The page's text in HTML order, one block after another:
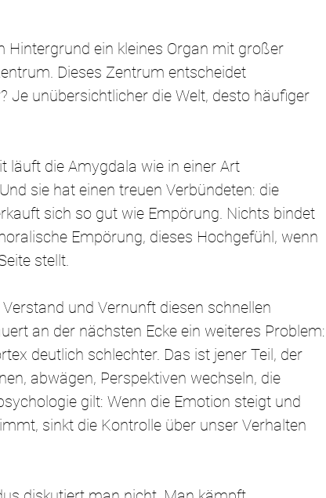
ein kleines Organ mit großer
Dieses Zentrum entscheidet
Je unübersichtlicher die Welt, desto häufiger
läuft die Amygdala wie in einer Art
sie hat einen treuen Verbündeten: die
sich so gut wie Empörung. Nichts bindet
Empörung, dieses Hochgefühl, wenn
stellt.
und Vernunft diesen schnellen
an der nächsten Ecke ein weiteres Problem:
deutlich schlechter. Das ist jener Teil, der
abwägen, Perspektiven wechseln, die
gilt: Wenn die Emotion steigt und
sinkt die Kontrolle über unser Verhalten